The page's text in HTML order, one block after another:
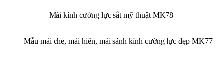
Mái kính cường lực sắt mỹ thuật MK78
Mẫu mái che, mái hiên, mái sảnh kính cường lực đẹp MK77